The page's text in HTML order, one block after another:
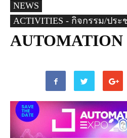
NEWS
ACTIVITIES - กิจกรรม/ปร
AUTOMATION